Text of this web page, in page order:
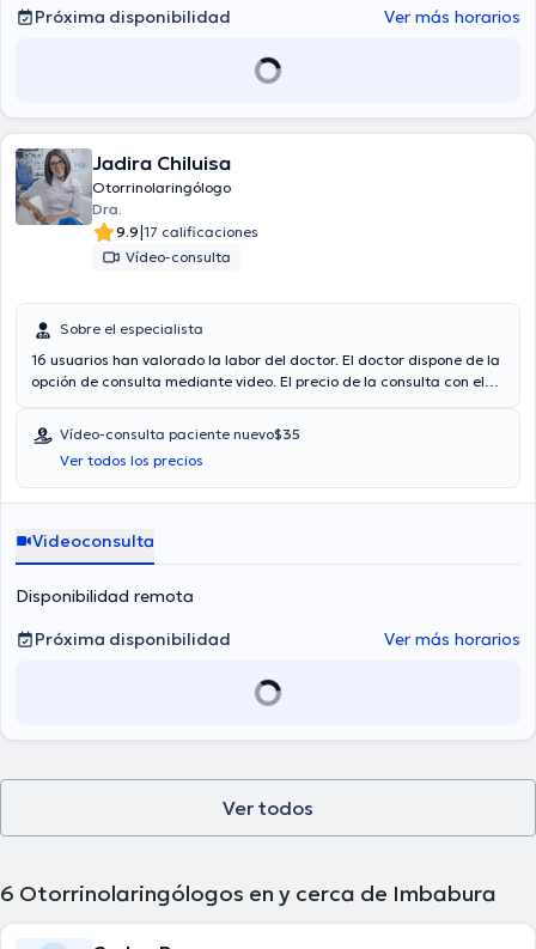
Próxima disponibilidad
Ver más horarios
Jadira Chiluisa
Otorrinolaringólogo
Dra.
9.9|17 calificaciones
Vídeo-consulta
Sobre el especialista
16 usuarios han valorado la labor del doctor. El doctor dispone de la
opción de consulta mediante video. El precio de la consulta con el
abarca todo lo relacionado con Vertigo, Infecciones respiratorias,
Sinusitis, Alergias nasales.
Vídeo-consulta paciente nuevo$35
Ver todos los precios
Videoconsulta
Disponibilidad remota
Próxima disponibilidad
Ver más horarios
Ver todos
6 Otorrinolaringólogos en y cerca de Imbabura